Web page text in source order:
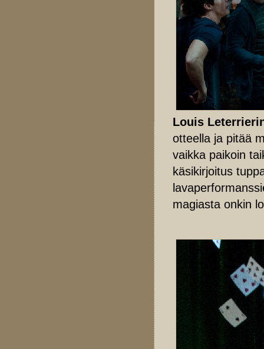
Louis
otteella ja pitää
vaikka paikoin
käsikirjoitus
magiasta onkin